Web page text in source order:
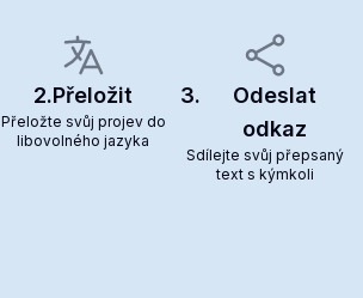
2.Přeložit
Přeložte svůj projev do
libovolného jazyka
3.
Odeslat
odkaz
Sdílejte svůj přepsaný
text s kýmkoli